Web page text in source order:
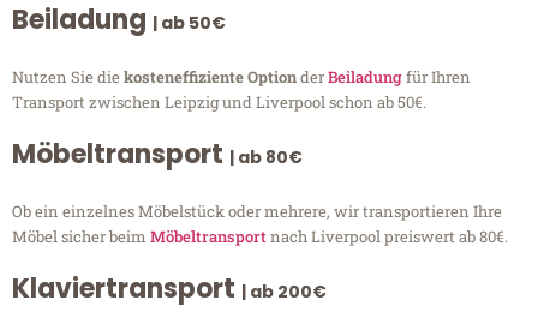
Beiladung | ab 50€
Nutzen Sie diekosteneffiziente OptionderBeiladungfür Ihren
Transport zwischen Leipzig und Liverpool schon ab 50€.
Möbeltransport | ab 80€
Ob ein einzelnes Möbelstück oder mehrere, wir transportieren Ihre
Möbel sicher beim Möbeltransportnach Liverpool preiswert ab 80€.
Klaviertransport | ab 200€